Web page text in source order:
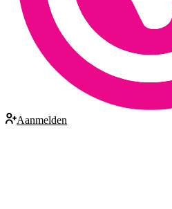
Aanmelden